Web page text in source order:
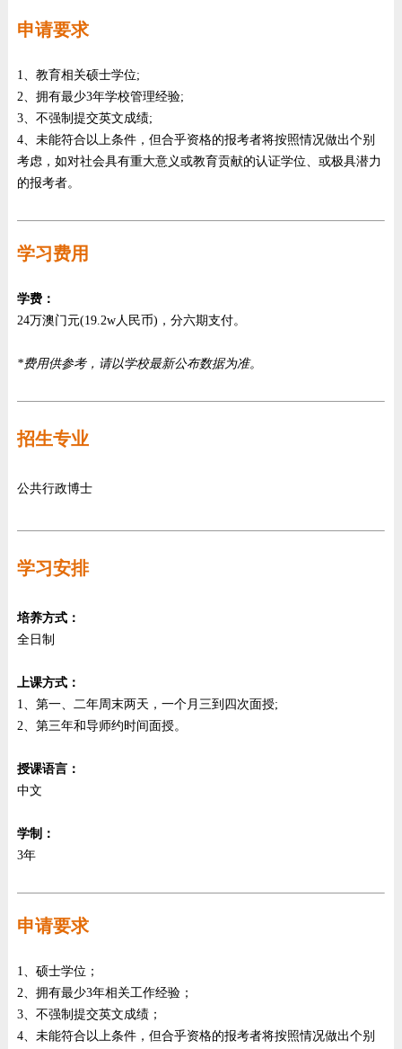
申请要求
1、教育相关硕士学位;
2、拥有最少3年学校管理经验;
3、不强制提交英文成绩;
4、未能符合以上条件，但合乎资格的报考者将按照情况做出个别
考虑，如对社会具有重大意义或教育贡献的认证学位、或极具潜力
的报考者。
学习费用
学费：
24万澳门元(19.2w人民币)，分六期支付。
*费用供参考，请以学校最新公布数据为准。
招生专业
公共行政博士
学习安排
培养方式：
全日制
上课方式：
1、第一、二年周末两天，一个月三到四次面授;
2、第三年和导师约时间面授。
授课语言：
中文
学制：
3年
申请要求
1、硕士学位；
2、拥有最少3年相关工作经验；
3、不强制提交英文成绩；
4、未能符合以上条件，但合乎资格的报考者将按照情况做出个别